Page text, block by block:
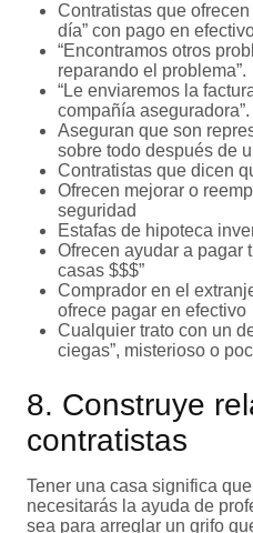
Contratistas que
día” con pago en
“Encontramos otros
reparando el problema”.
“Le enviaremos la
compañía aseguradora”.
Aseguran que son
sobre todo después de
Contratistas que dicen
Ofrecen mejorar o
seguridad
Estafas de hipoteca
Ofrecen ayudar a pagar
casas $$$”
Comprador en el
ofrece pagar en efectivo
Cualquier trato con un
ciegas”, misterioso o
8. Construye
contratistas
Tener una casa significa
necesitarás la ayuda de
sea para arreglar un grifo